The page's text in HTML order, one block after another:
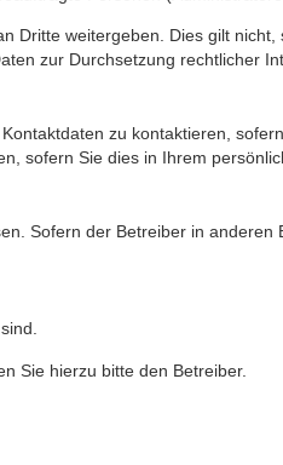
weitergeben. Dies gilt
zur Durchsetzung rechtlicher
zu kontaktieren,
sofern Sie dies in Ihrem
Sofern der Betreiber in
Sie hierzu bitte den Betreiber.